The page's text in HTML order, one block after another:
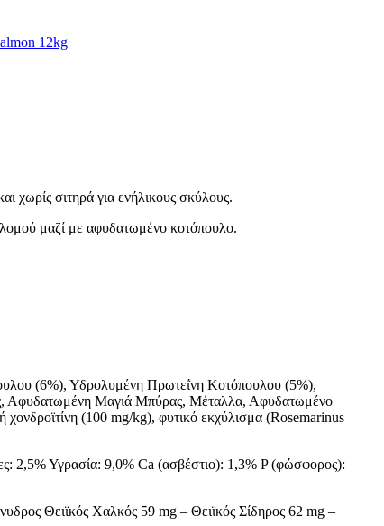
12kg
σιτηρά για ενήλικους σκύλους.
μαζί με αφυδατωμένο κοτόπουλο.
(6%), Υδρολυμένη Πρωτεΐνη Κοτόπουλου (5%),
Αφυδατωμένη Μαγιά Μπύρας, Μέταλλα, Αφυδατωμένο
(100 mg/kg), φυτικό εκχύλισμα (Rosemarinus
2,5% Υγρασία: 9,0% Ca (ασβέστιο): 1,3% P (φώσφορος):
Θειϊκός Χαλκός 59 mg – Θειϊκός Σίδηρος 62 mg –